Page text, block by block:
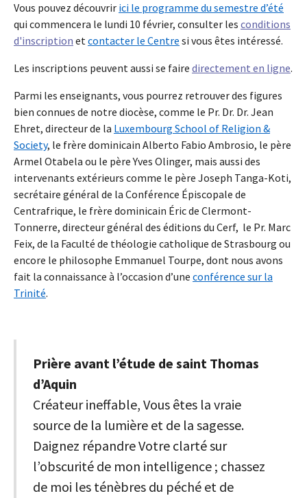
Vous pouvez découvrir ici le programme du semestre d’été
qui commencera le lundi 10 février, consulter les conditions
d'inscription etcontacter le Centre si vous êtes intéressé.
Les inscriptions peuvent aussi se faire directement en ligne.
Parmi les enseignants, vous pourrez retrouver des figures
bien connues de notre diocèse, comme le Pr. Dr. Dr. Jean
Ehret, directeur de la Luxembourg School of Religion &
Society, le frère dominicain Alberto Fabio Ambrosio, le père
Armel Otabela ou le père Yves Olinger, mais aussi des
intervenants extérieurs comme le père Joseph Tanga-Koti,
secrétaire général de la Conférence Épiscopale de
Centrafrique, le frère dominicain Éric de Clermont-
Tonnerre, directeur général des éditions du Cerf, le Pr. Marc
Feix, de la Faculté de théologie catholique de Strasbourg ou
encore le philosophe Emmanuel Tourpe, dont nous avons
fait la connaissance à l’occasion d’une conférence sur la
Trinité.
Prière avant l’étude de saint Thomas
d’Aquin
Créateur ineffable, Vous êtes la vraie
source de la lumière et de la sagesse.
Daignez répandre Votre clarté sur
l’obscurité de mon intelligence ; chassez
de moi les ténèbres du péché et de